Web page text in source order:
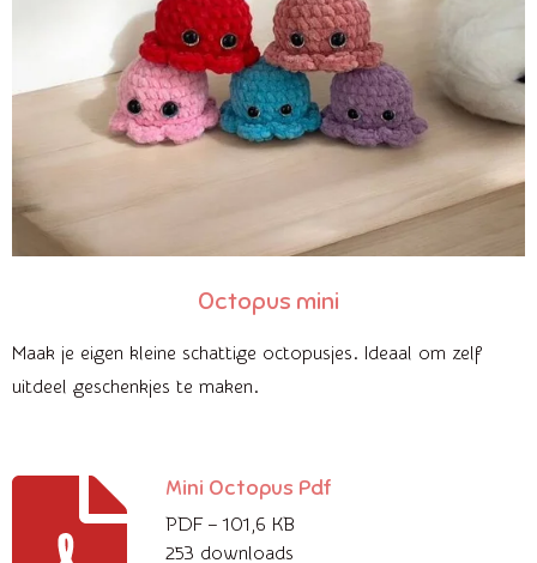
Octopus mini
Maak je eigen kleine schattige octopusjes. Ideaal om zelf
uitdeel geschenkjes te maken.
Mini Octopus Pdf
PDF – 101,6 KB
253 downloads